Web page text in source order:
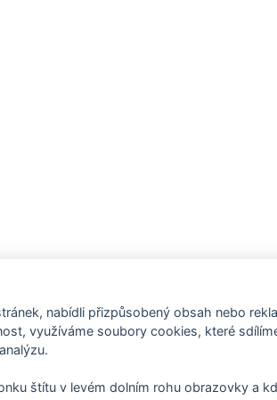
pozvánky na kulturní a sportovní akce?
nabídli přizpůsobený obsah nebo
využíváme soubory cookies, které
štítu v levém dolním rohu obrazovky a